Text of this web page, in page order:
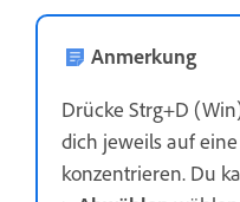
Anmerkung
Drücke Strg+D
dich jeweils auf
konzentrieren. Du